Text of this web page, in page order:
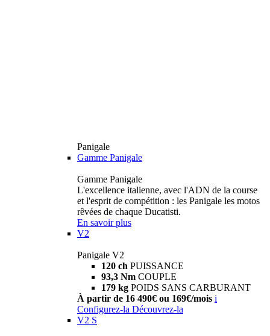
Panigale
Gamme Panigale
Gamme Panigale
L'excellence italienne, avec l'ADN de la course
et l'esprit de compétition : les Panigale les motos
rêvées de chaque Ducatisti.
En savoir plus
V2
Panigale V2
120 ch PUISSANCE
93,3 Nm COUPLE
179 kg POIDS SANS CARBURANT
À partir de 16 490€ ou 169€/mois i
Configurez-la Découvrez-la
V2 S